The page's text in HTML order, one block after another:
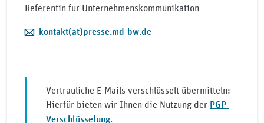
Referentin für Unternehmenskommunikation
E-Mail:
kontakt(at)presse.md-bw.de
Vertrauliche E-Mails verschlüsselt übermitteln:
Hierfür bieten wir Ihnen die Nutzung der PGP-
Verschlüsselung.